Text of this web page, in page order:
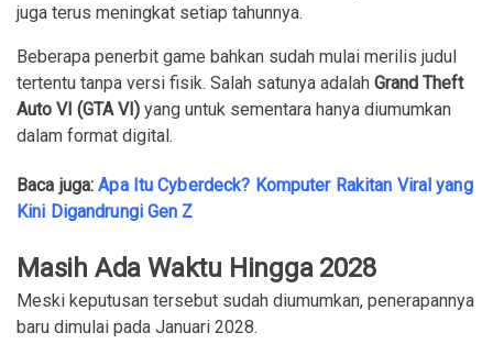
juga terus meningkat setiap tahunnya.
Beberapa penerbit game bahkan sudah mulai merilis judul
tertentu tanpa versi fisik. Salah satunya adalah Grand Theft
Auto VI (GTA VI) yang untuk sementara hanya diumumkan
dalam format digital.
Baca juga:Apa Itu Cyberdeck? Komputer Rakitan Viral yang
Kini Digandrungi Gen Z
Masih Ada Waktu Hingga 2028
Meski keputusan tersebut sudah diumumkan, penerapannya
baru dimulai pada Januari 2028.